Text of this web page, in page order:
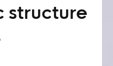
structure